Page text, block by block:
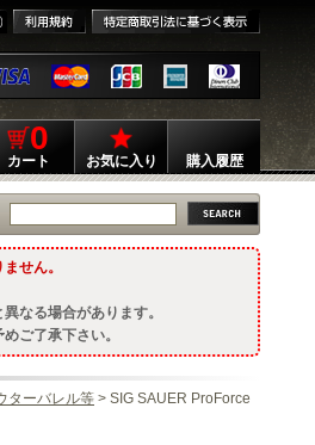
0
カート お気に入り 購入履歴
せん。
なる場合があります。
ご了承下さい。
ターバレル等 > SIG SAUER ProForce